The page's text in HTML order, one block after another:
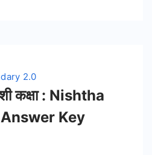
2.0
कक्षा : Nishtha
Key